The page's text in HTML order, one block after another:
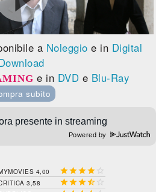
a Noleggio e in Digital
e in DVD e Blu-Ray
subito
Powered by
4,00  
3,58  